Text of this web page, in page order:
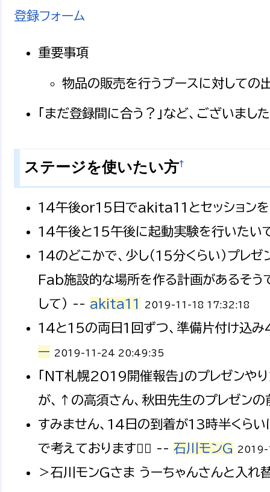
登録フォーム
重要事項
物品の販売を行うブースに対しての
「まだ登録間に合う？」など、ございまし
ステージを使いたい方†
14午後or15日でakita11とセッション
14午後と15午後に起動実験を行いたい
14のどこかで、少し（15分くらい）プレ
Fab施設的な場所を作る計画があるそう
して） -- akita11 2019-11-18 17:32:18
14と15の両日1回ずつ、準備片付け込
ー 2019-11-24 20:49:35
「NT札幌2019開催報告」のプレゼンや
が、↑の高須さん、秋田先生のプレゼン
すみません、14日の到着が13時半くら
で考えております🙇‍♀️ -- 石川モンG 2019-
＞石川モンGさま うーちゃんさんと入